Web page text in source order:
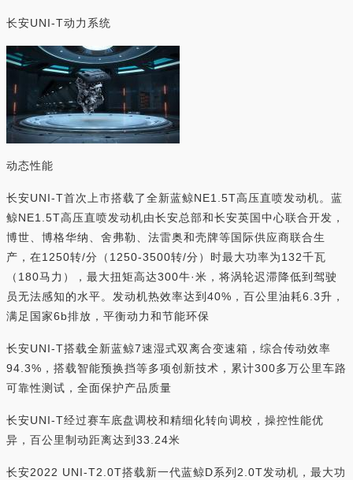
长安UNI-T动力系统
动态性能
长安UNI-T首次上市搭载了全新蓝鲸NE1.5T高压直喷发动机。蓝
鲸NE1.5T高压直喷发动机由长安总部和长安英国中心联合开发，
博世、博格华纳、舍弗勒、法雷奥和壳牌等国际供应商联合生
产，在1250转/分（1250-3500转/分）时最大功率为132千瓦
（180马力），最大扭矩高达300牛·米，将涡轮迟滞降低到驾驶
员无法感知的水平。发动机热效率达到40%，百公里油耗6.3升，
满足国家6b排放，平衡动力和节能环保
长安UNI-T搭载全新蓝鲸7速湿式双离合变速箱，综合传动效率
94.3%，搭载智能预换挡等多项创新技术，累计300多万公里车路
可靠性测试，全面保护产品质量
长安UNI-T经过赛车底盘调校和精细化转向调校，操控性能优
异，百公里制动距离达到33.24米
长安2022 UNI-T2.0T搭载新一代蓝鲸D系列2.0T发动机，最大功